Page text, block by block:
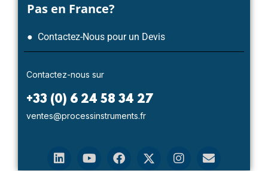
Pas en France?
● Contactez-Nous pour un Devis
Contactez-nous sur
+33 (0) 6 24 58 34 27
ventes@processinstruments.fr